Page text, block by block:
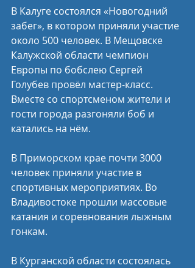
В Калуге состоялся «Новогодний
забег», в котором приняли участие
около 500 человек. В Мещовске
Калужской области чемпион
Европы по бобслею Сергей
Голубев провёл мастер-класс.
Вместе со спортсменом жители и
гости города разгоняли боб и
катались на нём.
В Приморском крае почти 3000
человек приняли участие в
спортивных мероприятиях. Во
Владивостоке прошли массовые
катания и соревнования лыжным
гонкам.
В Курганской области состоялась